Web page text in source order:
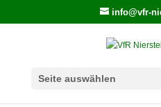
info@vfr-
Seite auswählen